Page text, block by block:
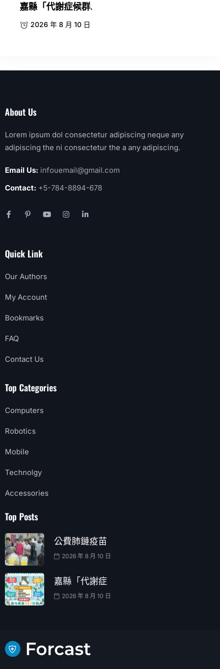
嘉縣「代謝症候群.
2026 年 8 月 10 日
About Us
Lorem ipsum dol consectetur adipiscing neque any
adipiscing the ni consectetur the a any adipiscing.
Email Us: infouemail@gmail.com
Contact: +5-784-8894-678
Quick Link
Our Authors
My Account
Bookmarks
FAQ
Contact Us
Top Categories
Computers
Robotics
Mobile
Technolgy
Accessories
Top Posts
公費肺鏈疫苗
2026 年 8 月 10 日
嘉縣「代謝症
2026 年 8 月 10 日